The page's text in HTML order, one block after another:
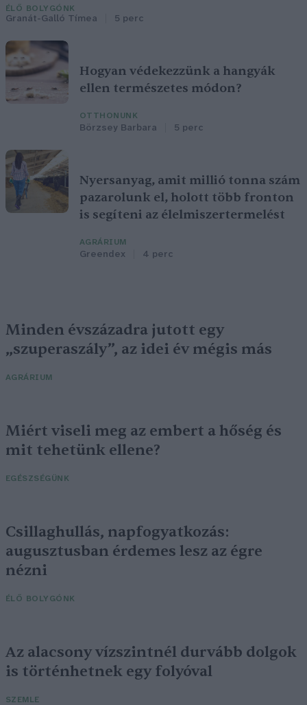
ÉLŐ BOLYGÓNK
Granát-Galló Tímea 5 perc
Hogyan védekezzünk a hangyák
ellen természetes módon?
OTTHONUNK
Börzsey Barbara 5 perc
Nyersanyag, amit millió tonna szám
pazarolunk el, holott több fronton
is segíteni az élelmiszertermelést
AGRÁRIUM
Greendex 4 perc
Minden évszázadra jutott egy
„szuperaszály”, az idei év mégis más
AGRÁRIUM
Miért viseli meg az embert a hőség és
mit tehetünk ellene?
EGÉSZSÉGÜNK
Csillaghullás, napfogyatkozás:
augusztusban érdemes lesz az égre
nézni
ÉLŐ BOLYGÓNK
Az alacsony vízszintnél durvább dolgok
is történhetnek egy folyóval
SZEMLE